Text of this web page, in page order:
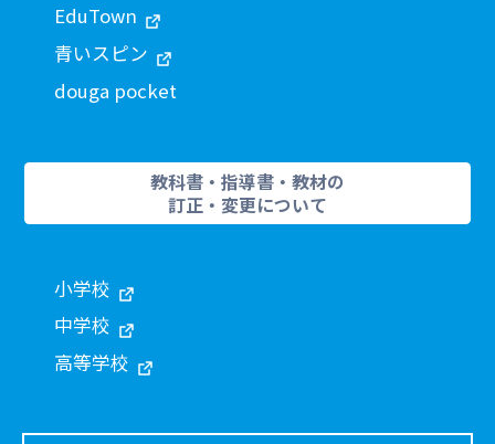
EduTown
青いスピン
douga pocket
教科書・指導書・教材の
訂正・変更について
小学校
中学校
高等学校